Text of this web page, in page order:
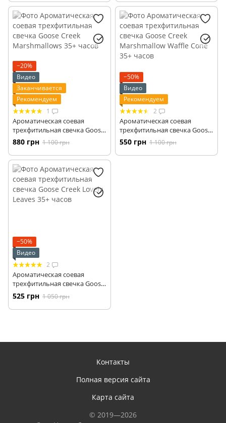
−20%
Видео
Заканчивается
Рекомендуем
1
Ароматическая соевая
трехфитильная свечка Goose
Creek Marshmallows 35+
880 грн 1 100 грн
−50%
Видео
Рекомендуем
2
Ароматическая соевая
трехфитильная свечка Goose
Creek Marshmallow Waffle
Cone 35+ часов
550 грн 1 100 грн
−50%
Видео
2
Ароматическая соевая
трехфитильная свечка Goose
Creek Lovely Leaves 35+ часов
525 грн 1 050 грн
Контакты
Полная версия сайта
Карта сайта
© 2019—2026